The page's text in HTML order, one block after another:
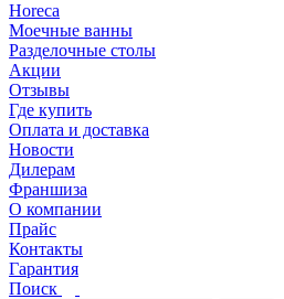
Horeca
Моечные ванны
Разделочные столы
Акции
Отзывы
Где купить
Оплата и доставка
Новости
Дилерам
Франшиза
О компании
Прайс
Контакты
Гарантия
Поиск